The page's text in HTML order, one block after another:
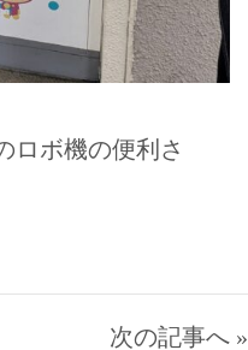
ロボ機の便利さ
次の記事へ »